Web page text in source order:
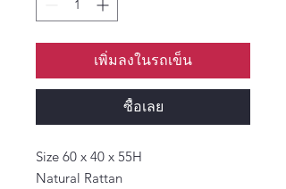
เพิ่มลงในรถเข็น
ซื้อเลย
Size 60 x 40 x 55H
Natural Rattan